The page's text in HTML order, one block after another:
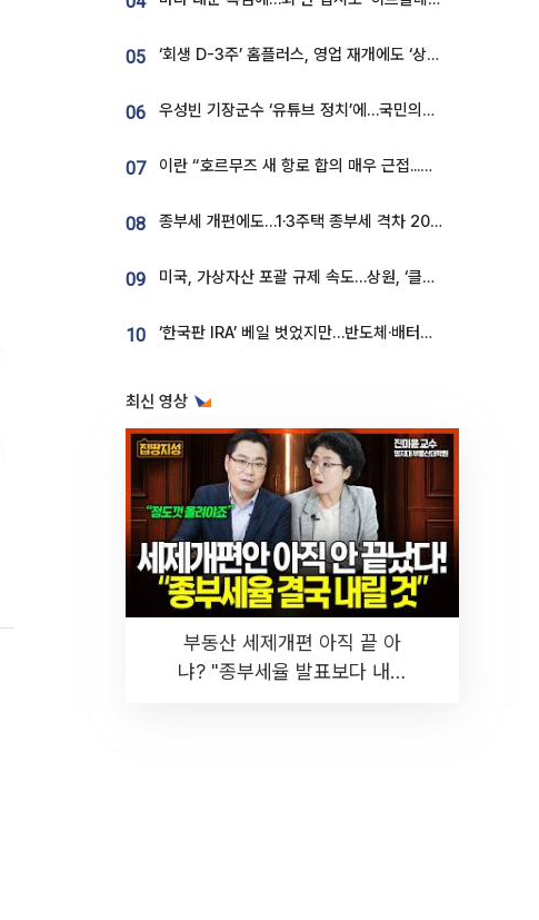
05 ‘회생 D-3주’ 홈플러스, 영업 재개에도 ‘상품 공급망’ 복구가 생존 관건
06 우성빈 기장군수 ‘유튜브 정치’에…국민의힘 군의원들 집단 반발
07 이란 “호르무즈 새 항로 합의 매우 근접...미국 배상 먼저”
08 종부세 개편에도…1·3주택 종부세 격차 2028년부터 확대
09 미국, 가상자산 포괄 규제 속도…상원, ‘클래리티법’ 9월 절차투표 추진
10 ‘한국판 IRA’ 베일 벗었지만…반도체·배터리 업계 “시행령이 관건”
최신 영상
부동산 세제개편 아직 끝 아
냐? "종부세율 발표보다 내릴